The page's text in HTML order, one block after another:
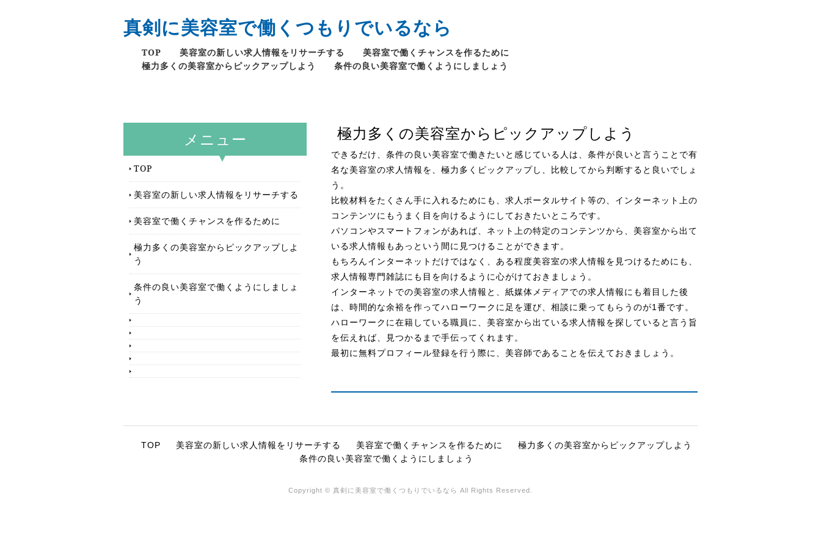
真剣に美容室で働くつもりでいるなら
TOP 美容室の新しい求人情報をリサーチする
美容室で働くチャンスを作るために
極力多くの美容室からピックアップしよう
条件の良い美容室で働くようにしましょう
極力多くの美容室からピックアップしよう
できるだけ、条件の良い美容室で働きたいと感じている人は、条件が良いと言うことで有
名な美容室の求人情報を、極力多くピックアップし、比較してから判断すると良いでしょ
う。
比較材料をたくさん手に入れるためにも、求人ポータルサイト等の、インターネット上の
コンテンツにもうまく目を向けるようにしておきたいところです。
パソコンやスマートフォンがあれば、ネット上の特定のコンテンツから、美容室から出て
いる求人情報もあっという間に見つけることができます。
もちろんインターネットだけではなく、ある程度美容室の求人情報を見つけるためにも、
求人情報専門雑誌にも目を向けるように心がけておきましょう。
インターネットでの美容室の求人情報と、紙媒体メディアでの求人情報にも着目した後
は、時間的な余裕を作ってハローワークに足を運び、相談に乗ってもらうのが1番です。
ハローワークに在籍している職員に、美容室から出ている求人情報を探していると言う旨
を伝えれば、見つかるまで手伝ってくれます。
最初に無料プロフィール登録を行う際に、美容師であることを伝えておきましょう。
メニュー
TOP
美容室の新しい求人情報をリサーチする
美容室で働くチャンスを作るために
極力多くの美容室からピックアップしよ
う
条件の良い美容室で働くようにしましょ
う
TOP 美容室の新しい求人情報をリサーチする 美容室で働くチャンスを作るために
極力多くの美容室からピックアップしよう
条件の良い美容室で働くようにしましょう
Copyright © 真剣に美容室で働くつもりでいるなら All Rights Reserved.